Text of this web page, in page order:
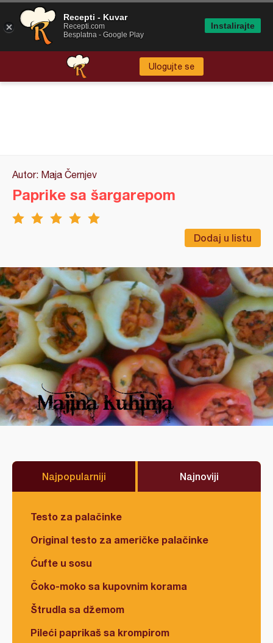
Ulogujte se
Autor: Maja Černjev
Dodaj u listu
Paprike sa šargarepom
Najpopularniji Najnoviji
Testo za palačinke
Original testo za američke palačinke
Ćufte u sosu
Čoko-moko sa kupovnim korama
Štrudla sa džemom
Pileći paprikaš sa krompirom
Recepti - Kuvar
Recepti.com
Besplatna - Google Play
Instalirajte